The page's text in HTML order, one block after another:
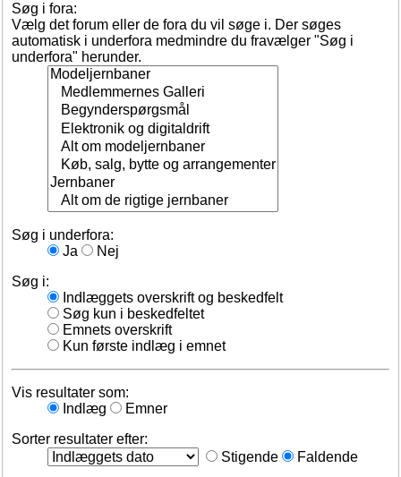
Søg i fora:
Vælg det forum eller de fora du vil søge i. Der søges
automatisk i underfora medmindre du fravælger "Søg i
underfora" herunder.
Søg i underfora:
Ja
Nej
Søg i:
Indlæggets overskrift og beskedfelt
Søg kun i beskedfeltet
Emnets overskrift
Kun første indlæg i emnet
Vis resultater som:
Indlæg
Emner
Sorter resultater efter:
Stigende
Faldende